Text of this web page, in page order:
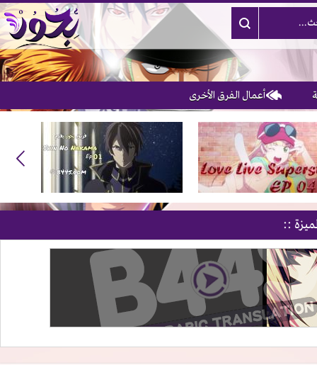
أعمال الفرق الأخرى
::